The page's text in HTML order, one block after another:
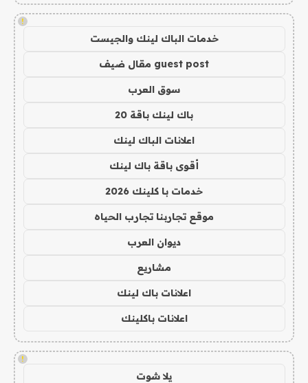
!
خدمات الباك لينك والجيست
guest post مقال ضيف
سوق العرب
باك لينك باقة 20
اعلانات الباك لينك
أقوى باقة باك لينك
خدمات با كلينك 2026
موقع تجاربنا تجارب الحياه
ديوان العرب
مشاريع
اعلانات باك لينك
اعلانات باكلينك
!
يلا شوت